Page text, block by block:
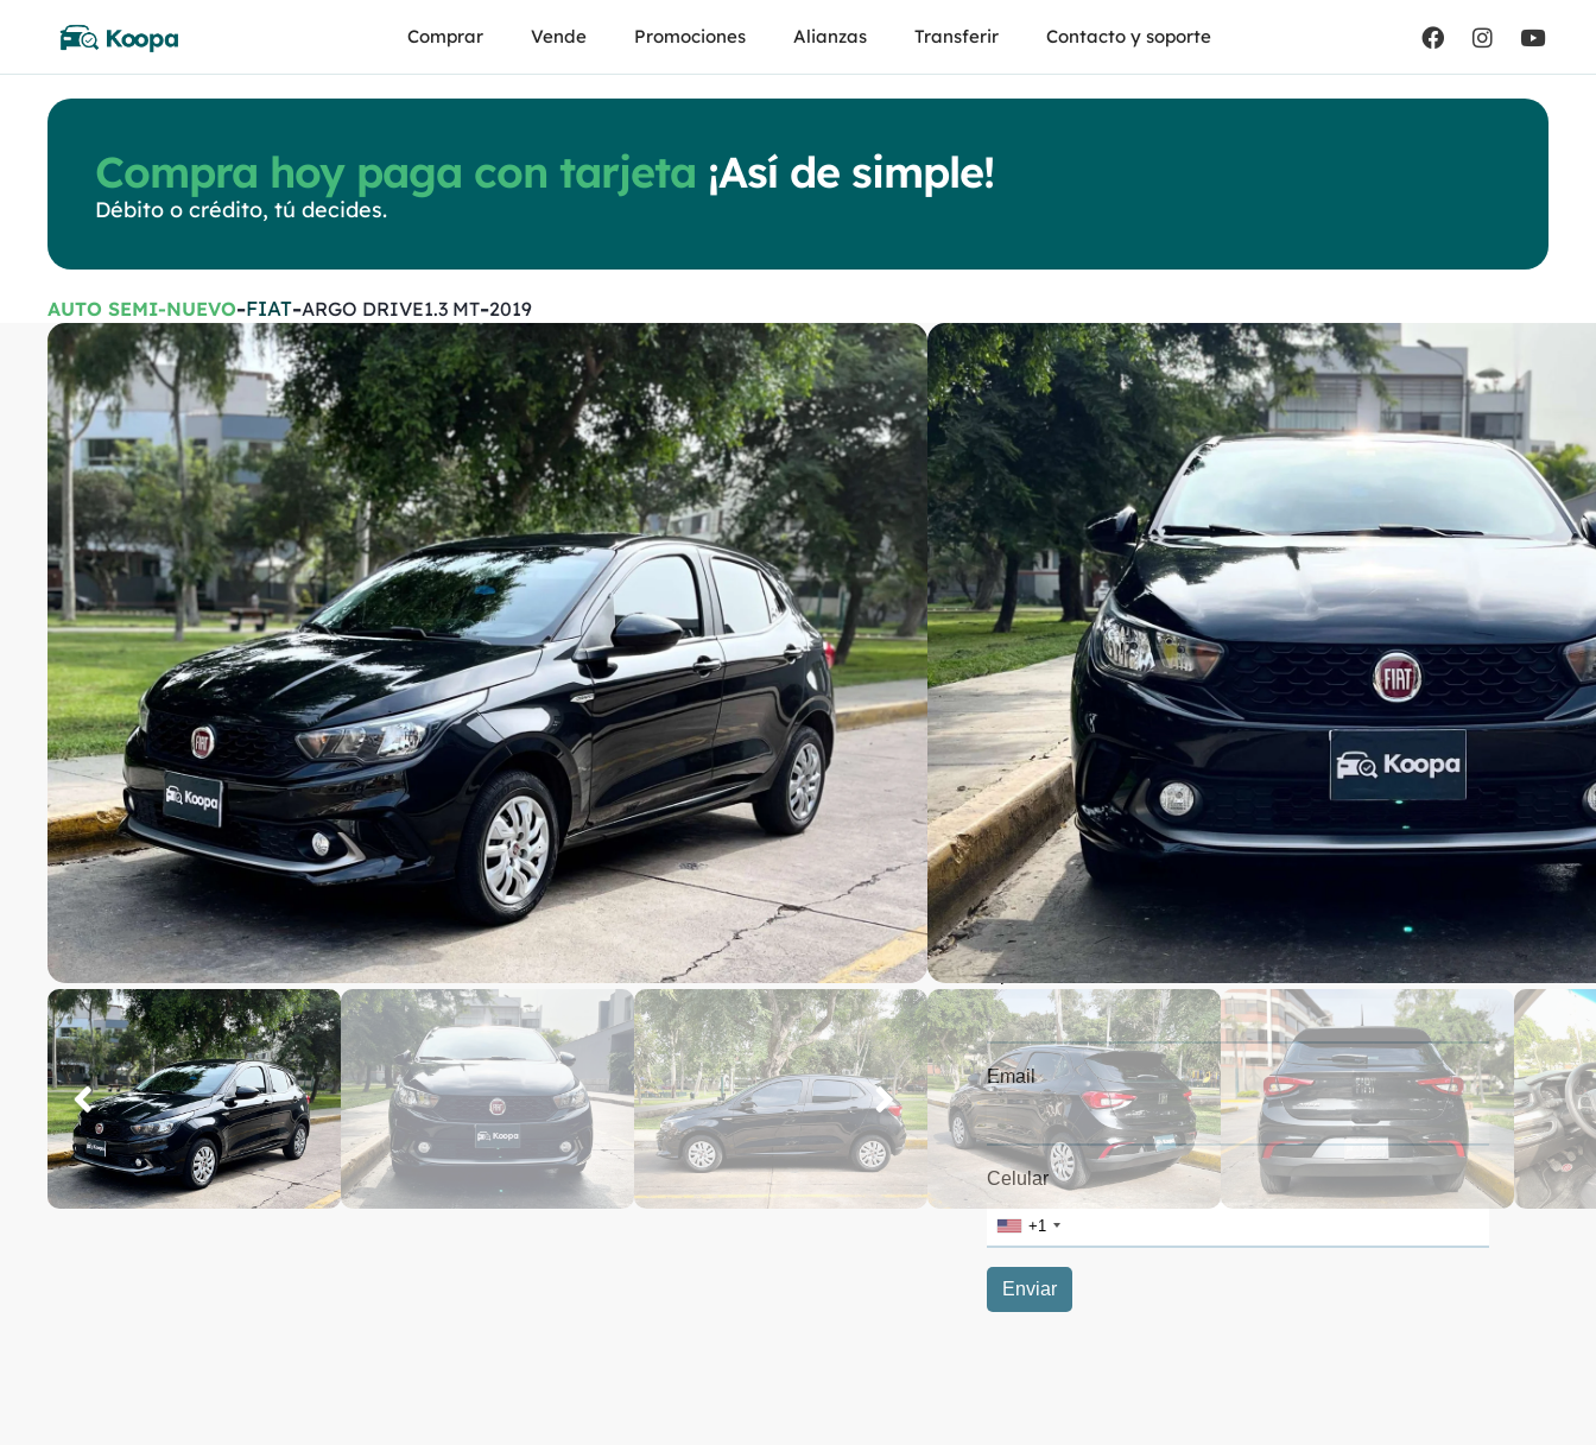
Comprar Vende Promociones Alianzas Transferir Contacto y soporte
Compra hoy paga con tarjeta ¡Así de simple!
Débito o crédito, tú decides.
AUTO SEMI-NUEVO-FIAT-ARGO DRIVE1.3 MT-2019
Fiat
Argo Drive1.3 MT
Manual
$9,900
$9,400
35,300 kms
2019 fabricacion
2019 modelo
Código de auto : 3044